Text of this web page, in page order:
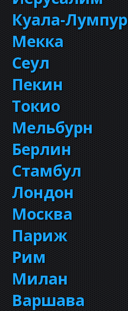
Куала-Лумпур
Мекка
Сеул
Пекин
Токио
Мельбурн
Берлин
Стамбул
Лондон
Москва
Париж
Рим
Милан
Варшава